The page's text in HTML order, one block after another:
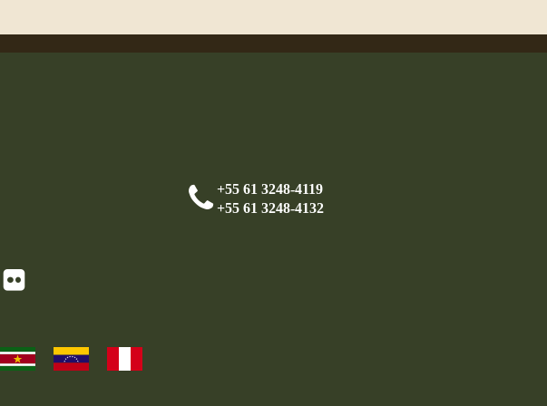
+55 61 3248-4119
+55 61 3248-4132